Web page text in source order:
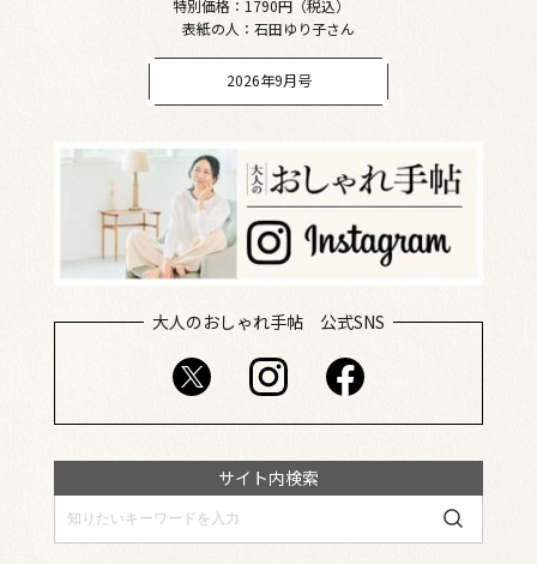
特別価格：1790円（税込）
表紙の人：石田ゆり子さん
2026年9月号
大人のおしゃれ手帖 公式SNS
サイト内検索